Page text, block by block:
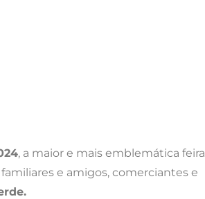
, a maior e mais emblemática feira
e amigos, comerciantes e